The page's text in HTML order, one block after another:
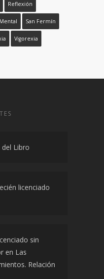
Reflexión
San Fermín
Vigorexia
del Libro
licenciado
sin
en Las
Relación